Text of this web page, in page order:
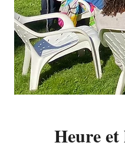
Heure et